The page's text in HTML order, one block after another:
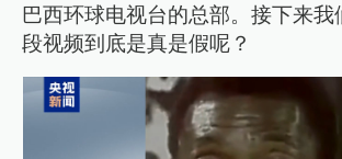
巴西环球电视台的总部。接下来我
段视频到底是真是假呢？